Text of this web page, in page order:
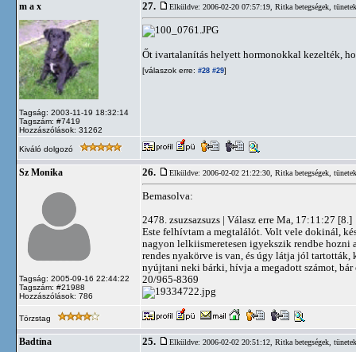
m a x
Tagság: 2003-11-19 18:32:14
Tagszám: #7419
Hozzászólások: 31262
27. Elküldve: 2006-02-20 07:57:19, Ritka betegségek, tünetek
Őt ivartalanítás helyett hormonokkal kezelték,
[válaszok erre: #28 #29]
Kiváló dolgozó
Sz Monika
Tagság: 2005-09-16 22:44:22
Tagszám: #21988
Hozzászólások: 786
26. Elküldve: 2006-02-02 21:22:30, Ritka betegségek, tünetek
Bemasolva:
2478. zsuzsazsuzs | Válasz erre Ma, 17:11:27 [8.]
Este felhívtam a megtalálót. Volt vele dokinál,
nagyon lelkiismeretesen igyekszik rendbe hozni
rendes nyakörve is van, és úgy látja jól tartották,
nyújtani neki bárki, hívja a megadott számot,
20/965-8369
Törzstag
Badtina 25. Elküldve: 2006-02-02 20:51:12, Ritka betegségek, tünetek